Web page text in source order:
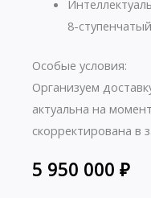
8-
Особые условия:
Организуем
актуальна на
скорректирована в
5 950 000 ₽